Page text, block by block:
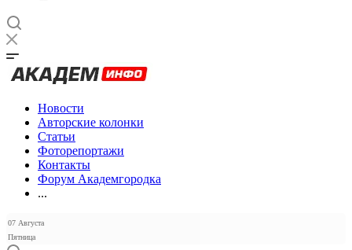
Новости
Авторские колонки
Статьи
Фоторепортажи
Контакты
Форум Академгородка
...
07 Августа
Пятница